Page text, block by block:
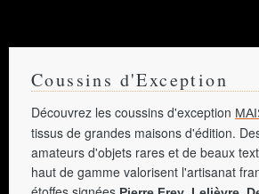
Coussins d'Exception
Découvrez les coussins d'exception
tissus de grandes maisons d'édition.
amateurs d'objets rares et de beaux
haut de gamme valorisent l'artisanat